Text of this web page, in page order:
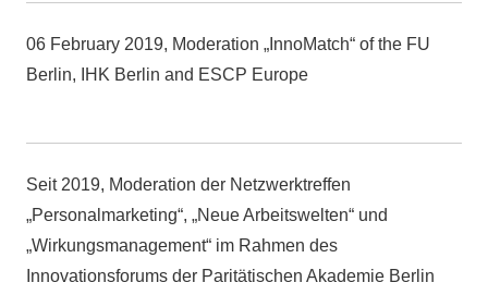
06 February 2019, Moderation „InnoMatch“ of the FU
Berlin, IHK Berlin and ESCP Europe
Seit 2019, Moderation der Netzwerktreffen
„Personalmarketing“, „Neue Arbeitswelten“ und
„Wirkungsmanagement“ im Rahmen des
Innovationsforums der Paritätischen Akademie Berlin